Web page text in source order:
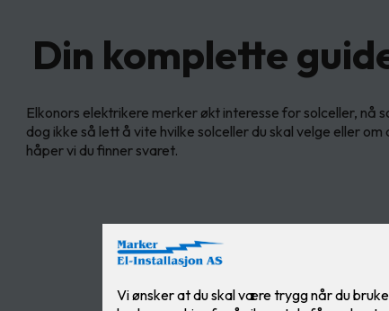
Din komplette
Elkonors elektrikere merker økt interesse for solceller, nå
dog ikke så lett å vite hvilke solceller du skal velge eller om
håper vi du finner svaret.